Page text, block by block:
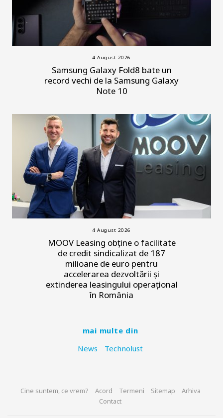
4 August 2026
Samsung Galaxy Fold8 bate un
record vechi de la Samsung Galaxy
Note 10
4 August 2026
MOOV Leasing obține o facilitate
de credit sindicalizat de 187
milioane de euro pentru
accelerarea dezvoltării și
extinderea leasingului operațional
în România
mai multe din
News
Technolust
Cine suntem, ce vrem? Acord Termeni Sitemap
Arhiva
Contact